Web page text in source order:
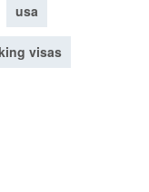
usa
visas